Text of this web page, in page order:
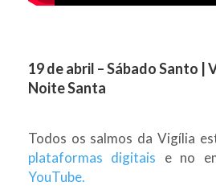
19 de abril – Sábado Santo |
Noite Santa
Todos os salmos da Vigília
plataformas digitais e no
YouTube.